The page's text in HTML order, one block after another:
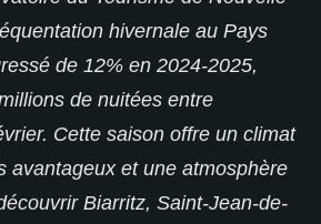
hivernale au Pays
de 12% en 2024-2025,
de nuitées entre
Cette saison offre un climat
avantageux et une atmosphère
Biarritz, Saint-Jean-de-